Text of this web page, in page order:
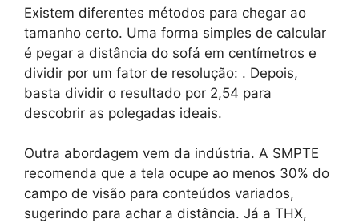
Existem diferentes métodos para chegar ao
tamanho certo. Uma forma simples de calcular
é pegar a distância do sofá em centímetros e
dividir por um fator de resolução: . Depois,
basta dividir o resultado por 2,54 para
descobrir as polegadas ideais.
Outra abordagem vem da indústria. A SMPTE
recomenda que a tela ocupe ao menos 30% do
campo de visão para conteúdos variados,
sugerindo para achar a distância. Já a THX,